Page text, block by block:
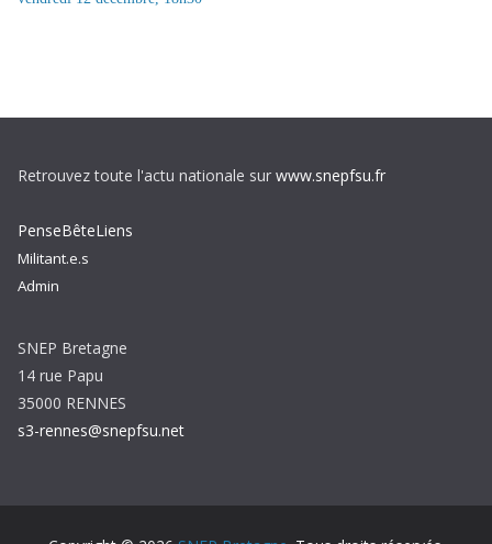
Retrouvez toute l'actu nationale sur www.snepfsu.fr
PenseBêteLiens
Militant.e.s
Admin
SNEP Bretagne
14 rue Papu
35000 RENNES
s3-rennes@snepfsu.net